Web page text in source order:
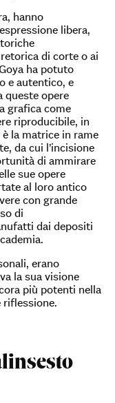
hanno
libera,
di corte o ai
ha potuto
e autentico, e
queste opere
grafica come
riproducibile, in
è la matrice in rame
da cui l’incisione
di ammirare
sue opere
al loro antico
con grande
di
dai depositi
erano
la sua visione
più potenti nella
riflessione.